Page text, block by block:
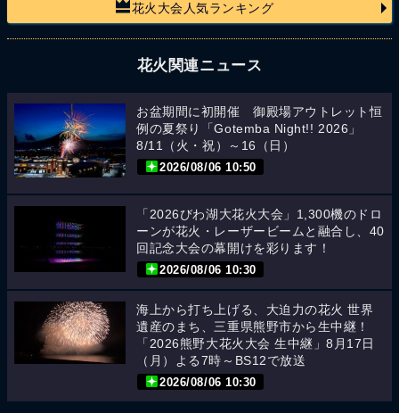
花火大会人気ランキング
花火関連ニュース
お盆期間に初開催 御殿場アウトレット恒
例の夏祭り「Gotemba Night!! 2026」
8/11（火・祝）～16（日）
2026/08/06 10:50
「2026びわ湖大花火大会」1,300機のドロ
ーンが花火・レーザービームと融合し、40
回記念大会の幕開けを彩ります！
2026/08/06 10:30
海上から打ち上げる、大迫力の花火 世界
遺産のまち、三重県熊野市から生中継！
「2026熊野大花火大会 生中継」8月17日
（月）よる7時～BS12で放送
2026/08/06 10:30